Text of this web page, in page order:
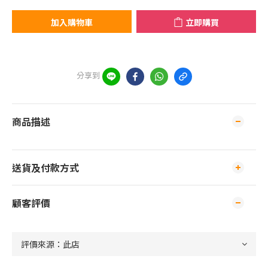
加入購物車 立即購買
分享到
商品描述
送貨及付款方式
顧客評價